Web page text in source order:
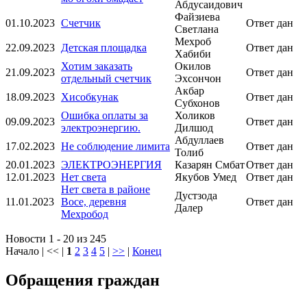
Абдусаидович
01.10.2023 Счетчик
Файзиева
Светлана
Ответ дан
22.09.2023 Детская площадка
Мехроб
Хабиби
Ответ дан
21.09.2023
Хотим заказать
отдельный счетчик
Окилов
Эхсончон
Ответ дан
18.09.2023 Хисобкунак
Акбар
Субхонов
Ответ дан
09.09.2023
Ошибка оплаты за
электроэнергию.
Холиков
Дилшод
Ответ дан
17.02.2023 Не соблюдение лимита
Абдуллаев
Толиб
Ответ дан
20.01.2023 ЭЛЕКТРОЭНЕРГИЯ Казарян СмбатОтвет дан
12.01.2023 Нет света Якубов Умед Ответ дан
11.01.2023
Нет света в районе
Восе, деревня
Мехробод
Дустзода
Далер
Ответ дан
Новости 1 - 20 из 245
Начало | << | 1 2 3 4 5 | >> | Конец
Обращения граждан